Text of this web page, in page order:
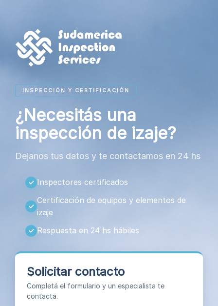
INSPECCIÓN Y CERTIFICACIÓN
¿Necesitás una
inspección de izaje?
Dejanos tus datos y te contactamos en 24 hs
Inspectores certificados
Certificación de equipos y elementos de
izaje
Respuesta en 24 hs hábiles
Solicitar contacto
Completá el formulario y un especialista te
contacta.